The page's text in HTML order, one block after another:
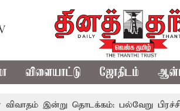
விளையாட்டு ஜோதிடம்
தொடக்கம்: பல்வேறு பிரச்சினைகளை